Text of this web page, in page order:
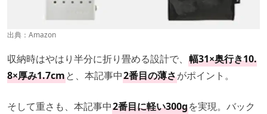
出典： Amazon
収納時はやはり半分に折り畳める設計で、 幅31×奥行き10.
8×厚み1.7cmと、本記事中2番目の薄さがポイント。
そして重さも、本記事中2番目に軽い300gを実現。バック